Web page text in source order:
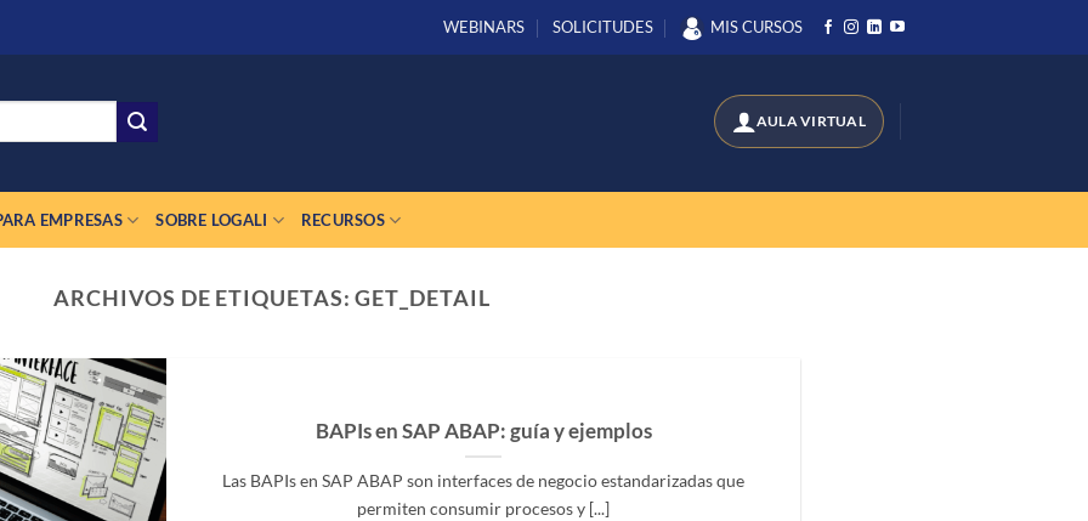
WEBINARS SOLICITUDES MIS CURSOS
EMPRESAS SOBRE LOGALI RECURSOS
ARCHIVOS DE ETIQUETAS:GET_DETAIL
BAPIs en SAP ABAP: guía y ejemplos
Las BAPIs en SAP ABAP son interfaces de negocio estandarizadas que
permiten consumir procesos y [...]